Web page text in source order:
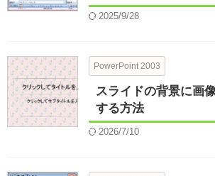
2025/9/28
PowerPoint 2003
スライドの背景に画
する方法
2026/7/10